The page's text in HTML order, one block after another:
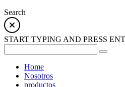
Search
START TYPING AND PRESS
Home
Nosotros
productos